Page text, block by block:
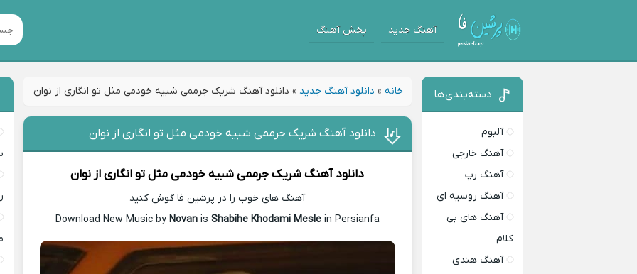
آهنگ جدید پخش آهنگ
خانه » دانلود آهنگ جدید » دانلود آهنگ شریک جرممی شبیه خودمی مثل تو انگاری از نوان
دانلود آهنگ شریک جرممی شبیه خودمی مثل تو انگاری از نوان
دانلود آهنگشریک جرممی شبیه خودمی مثل تو انگاری ازنوان
آهنگ های خوب را در پرشین فا گوش کنید
Download New Music by Novanis Shabihe Khodami Meslein Persianfa
دسته‌بندی‌ها
آلبوم
آهنگ خارجی
آهنگ رپ
آهنگ روسیه ای
آهنگ های بی
کلام
آهنگ هندی